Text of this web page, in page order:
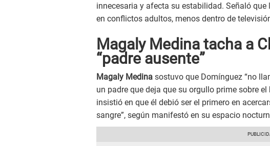
innecesaria y afecta su estabilidad. Señaló
en conflictos adultos, menos dentro de
Magaly Medina tacha a
“padre ausente”
Magaly Medina sostuvo que Domínguez “no
un padre que deja que su orgullo prime sobre
insistió en que él debió ser el primero en
sangre”, según manifestó en su espacio